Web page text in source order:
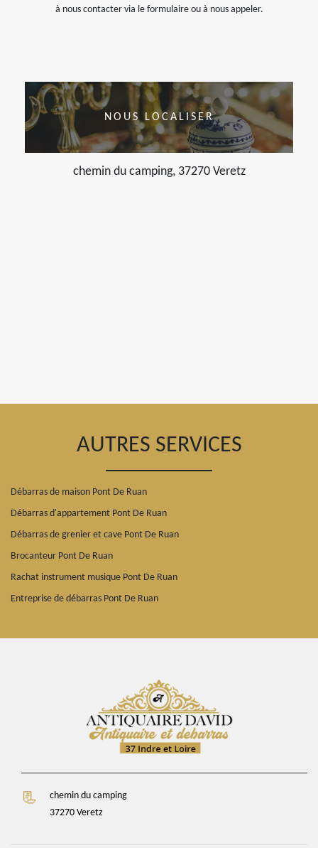
à nous contacter via le formulaire ou à nous appeler.
NOUS LOCALISER
chemin du camping, 37270 Veretz
AUTRES SERVICES
Débarras de maison Pont De Ruan
Débarras d'appartement Pont De Ruan
Débarras de grenier et cave Pont De Ruan
Brocanteur Pont De Ruan
Rachat instrument musique Pont De Ruan
Entreprise de débarras Pont De Ruan
chemin du camping
37270 Veretz